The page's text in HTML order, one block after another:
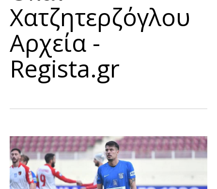
Χατζητερζόγλου
Αρχεία -
Regista.gr